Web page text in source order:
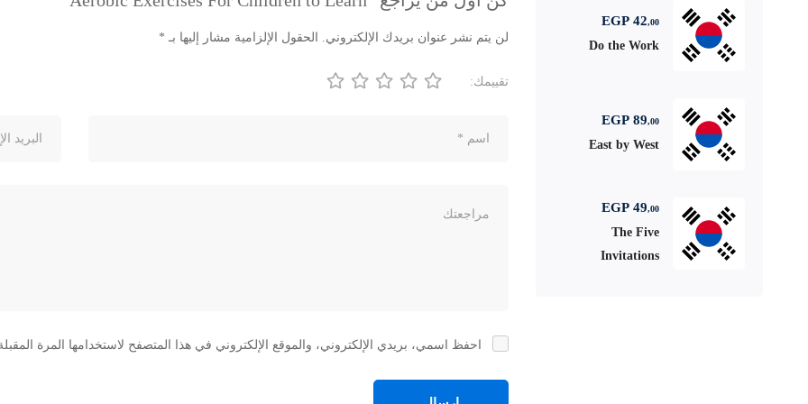
42,00
EGP
Do the Work
89,00
EGP
East by West
49,00
EGP
The Five
Invitations
لن يتم نشر عنوان بريدك الإلكتروني. الحقول الإلزامية مشار إليها بـ *
تقييمك:
احفظ اسمي، بريدي الإلكتروني، والموقع الإلكتروني في هذا المتصفح لاستخدامها المرة